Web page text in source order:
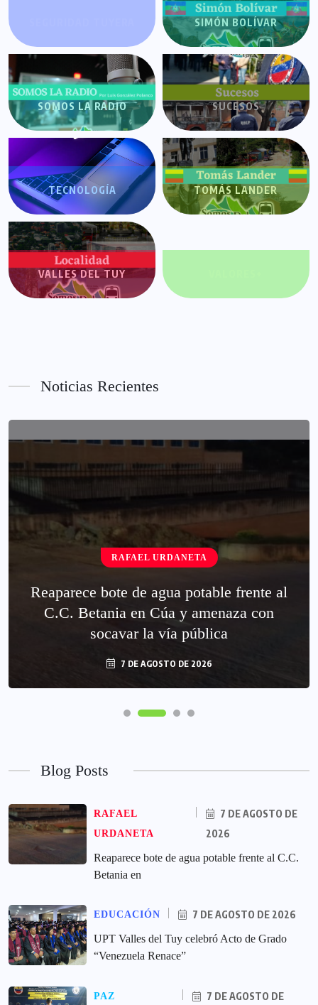
SIMÓN BOLÍVAR
SOMOS LA RADIO SUCESOS
TECNOLOGÍA TOMÁS LANDER
VALLES DEL TUY
Noticias Recientes
RAFAEL URDANETA
Reaparece bote de agua potable frente al
C.C. Betania en Cúa y amenaza con
socavar la vía pública
7 DE AGOSTO DE 2026
Blog Posts
RAFAEL
URDANETA
7 DE AGOSTO DE
2026
Reaparece bote de agua potable frente al C.C.
Betania en
EDUCACIÓN
7 DE AGOSTO DE 2026
UPT Valles del Tuy celebró Acto de Grado
“Venezuela Renace”
PAZ 7 DE AGOSTO DE